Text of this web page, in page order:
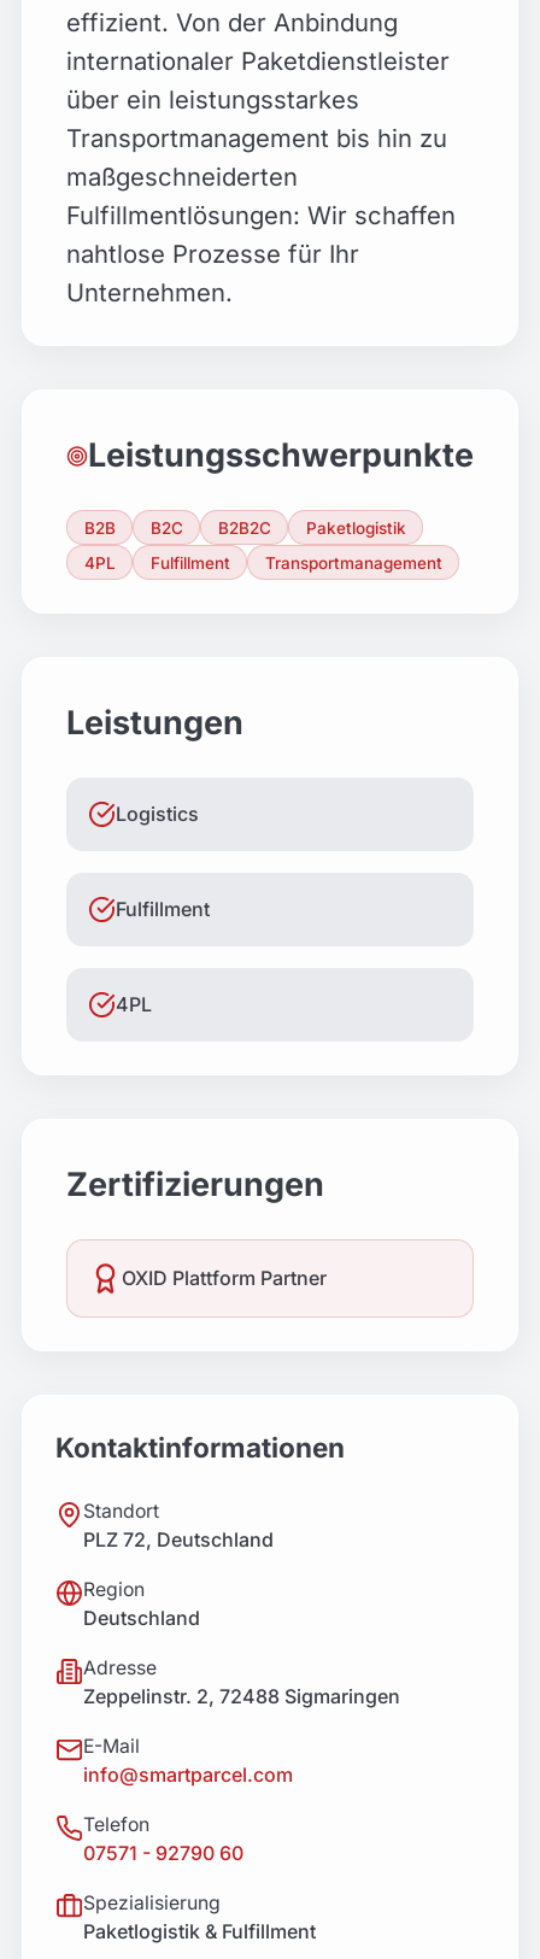
effizient. Von der Anbindung
internationaler Paketdienstleister
über ein leistungsstarkes
Transportmanagement bis hin zu
maßgeschneiderten
Fulfillmentlösungen: Wir schaffen
nahtlose Prozesse für Ihr
Unternehmen.
Leistungsschwerpunkte
B2B B2C B2B2C
Paketlogistik
4PL
Fulfillment Transportmanagement
Leistungen
Logistics
Fulfillment
4PL
Zertifizierungen
OXID Plattform Partner
Kontaktinformationen
Standort
PLZ 72, Deutschland
Region
Deutschland
Adresse
Zeppelinstr. 2, 72488 Sigmaringen
E-Mail
info@smartparcel.com
Telefon
07571 - 92790 60
Spezialisierung
Paketlogistik & Fulfillment